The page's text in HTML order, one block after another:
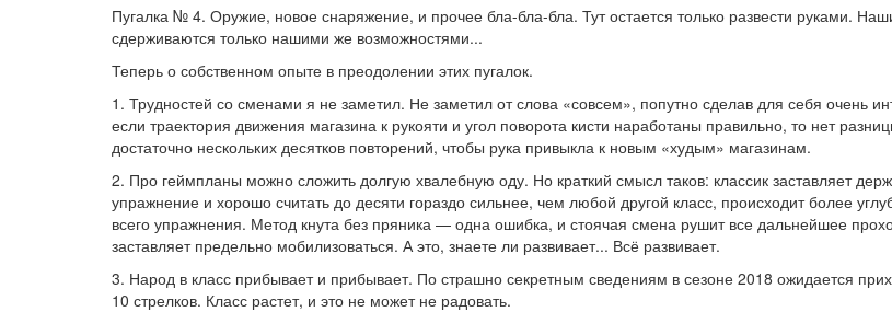
Пугалка № 4. Оружие, новое снаряжение, и прочее бла-бла-бла. Тут остается только развести руками.
сдерживаются только нашими же возможностями...
Теперь о собственном опыте в преодолении этих пугалок.
1. Трудностей со сменами я не заметил. Не заметил от слова «совсем», попутно сделав для себя очень
если траектория движения магазина к рукояти и угол поворота кисти наработаны правильно, то нет
достаточно нескольких десятков повторений, чтобы рука привыкла к новым «худым» магазинам.
2. Про геймпланы можно сложить долгую хвалебную оду. Но краткий смысл таков: классик заставляет
упражнение и хорошо считать до десяти гораздо сильнее, чем любой другой класс, происходит более
всего упражнения. Метод кнута без пряника — одна ошибка, и стоячая смена рушит все дальнейшее
заставляет предельно мобилизоваться. А это, знаете ли развивает... Всё развивает.
3. Народ в класс прибывает и прибывает. По страшно секретным сведениям в сезоне 2018 ожидается
10 стрелков. Класс растет, и это не может не радовать.